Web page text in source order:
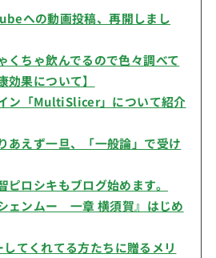
への動画投稿、再開しまし
ちゃ飲んでるので色々調べて
果について】
「MultiSlicer」について紹介
えず一旦、「一般論」で受け
ロシキもブログ始めます。
ェンムー 一章 横須賀』はじめ
てくれてる方たちに贈るメリ